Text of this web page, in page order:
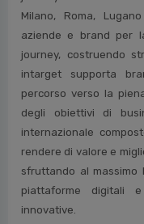
Milano, Roma,
aziende e brand per
journey, costruendo
intarget supporta
percorso verso la
degli obiettivi di
internazionale
rendere di valore e
sfruttando al
piattaforme digitali e
innovative.